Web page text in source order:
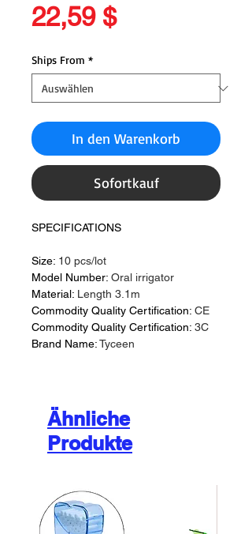
22,59 $Preis
Ships From *
In den Warenkorb
Sofortkauf
SPECIFICATIONS
Size: 10 pcs/lot
Model Number: Oral irrigator
Material: Length 3.1m
Commodity Quality Certification: CE
Commodity Quality Certification: 3C
Brand Name:Tyceen
Ähnliche
Produkte